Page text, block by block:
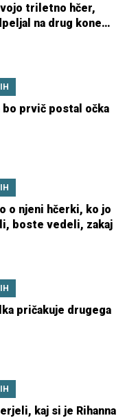
triletno hčer,
na drug konec
prvič postal očka
o njeni hčerki, ko jo
boste vedeli, zakaj
pričakuje drugega
kaj si je Rihanna